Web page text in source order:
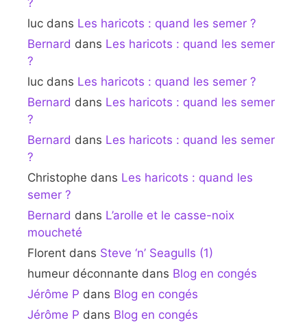
luc dans Les haricots : quand les semer ?
Bernard dans Les haricots : quand les semer
?
luc dans Les haricots : quand les semer ?
Bernard dans Les haricots : quand les semer
?
Bernard dans Les haricots : quand les semer
?
Christophe dans Les haricots : quand les
semer ?
Bernard dans L’arolle et le casse-noix
moucheté
Florent dans Steve ‘n’ Seagulls (1)
humeur déconnante dans Blog en congés
Jérôme P dans Blog en congés
Jérôme P dans Blog en congés